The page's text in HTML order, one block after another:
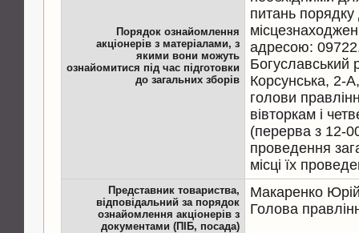
Порядок ознайомлення
акціонерів з матеріалами, з
якими вони можуть
ознайомитися під час підготовки
до загальних зборів
питань порядку
адресою:
Богуславський
Корсунська, 2-
голови
вівторкам і
(перерва з 12-
проведення
місці їх
Представник товариства,
відповідальний за порядок
ознайомлення акціонерів з
документами (ПІБ, посада)
Макаренко
Голова